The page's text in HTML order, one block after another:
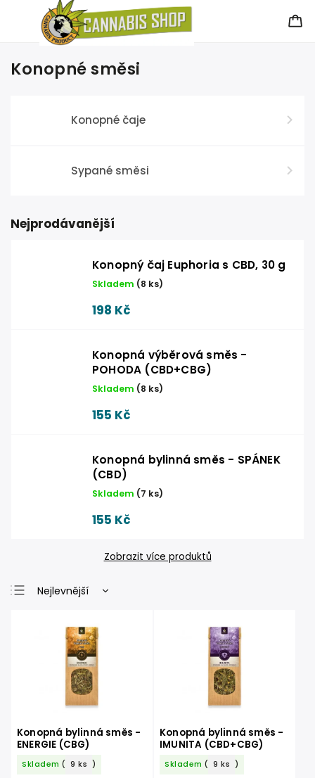
Konopné směsi
Konopné čaje
Sypané směsi
Nejprodávanější
Konopný čaj Euphoria s CBD, 30 g
Skladem (8 ks)
198 Kč
Konopná výběrová směs -
POHODA (CBD+CBG)
Skladem (8 ks)
155 Kč
Konopná bylinná směs - SPÁNEK
(CBD)
Skladem (7 ks)
155 Kč
Zobrazit více produktů
Nejlevnější
Nejprodávanější
Abecedně
Konopná bylinná směs -
ENERGIE (CBG)
Skladem ( 9 ks )
Konopná bylinná směs -
IMUNITA (CBD+CBG)
Skladem ( 9 ks )